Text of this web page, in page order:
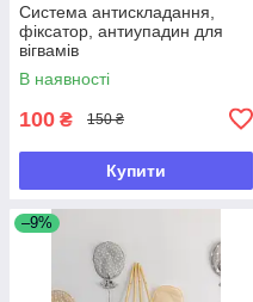
Система антискладання,
фіксатор, антиупадин для
вігвамів
В наявності
100 ₴ 150 ₴
Купити
–9%